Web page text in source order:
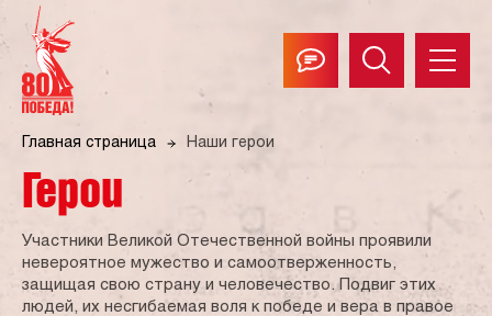
Главная страница Наши герои
Герои
Участники Великой Отечественной войны проявили
невероятное мужество и самоотверженность,
защищая свою страну и человечество. Подвиг этих
людей, их несгибаемая воля к победе и вера в правое